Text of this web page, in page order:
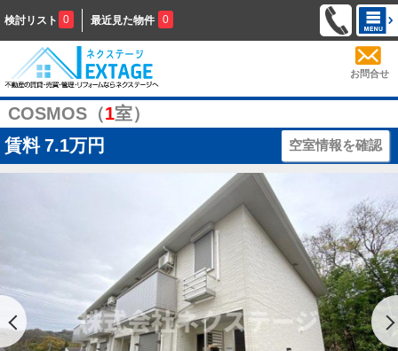
検討リスト 0 最近見た物件 0
お問合せ
COSMOS（1室）
賃料 7.1万円 空室情報を確認